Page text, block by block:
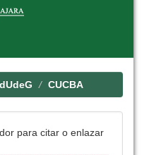
CUCBA
para citar o enlazar